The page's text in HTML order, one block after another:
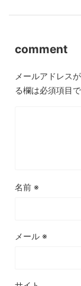
comment
メールアドレス
る欄は必須項目
名前 ※
メール ※